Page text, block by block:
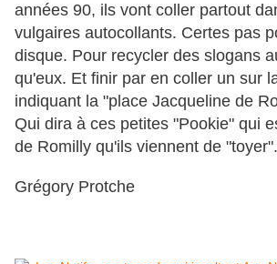
années 90, ils vont coller partout
vulgaires autocollants. Certes pas
disque. Pour recycler des slogans
qu'eux. Et finir par en coller un sur
indiquant la "place Jacqueline de
Qui dira à ces petites "Pookie" qui
de Romilly qu'ils viennent de "toyer".
Grégory Protche